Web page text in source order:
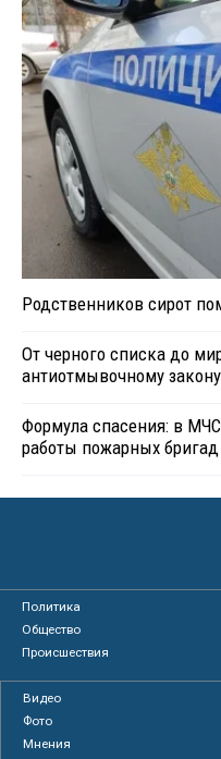
Родственников сирот
От черного списка до
антиотмывочному
Формула спасения: в
работы пожарных бригад
Политика
Общество
Происшествия
Видео
Фото
Мнения